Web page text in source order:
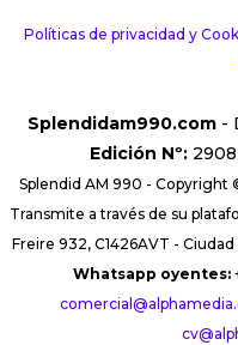
Políticas de privacidad y
Splendidam990.com-
Edición Nº:2908
Splendid AM 990 - Copyright
Transmite a través de su
Freire 932, C1426AVT -
Whatsapp oyentes: